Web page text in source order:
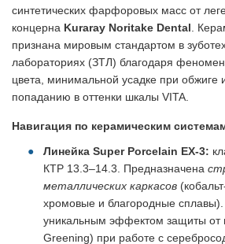
синтетических фарфоровых масс от
концерна Kuraray Noritake Dental .
признана мировым стандартом в
лабораториях (ЗТЛ) благодаря
цвета, минимальной усадке при обжиге
попаданию в оттенки шкалы VITA.
Навигация по керамическим
Линейка Super Porcelain EX-3:
КТР 13.3–14.3. Предназначена
металлических каркасов
хромовые и благородные
уникальным эффектом защиты от
Greening) при работе с